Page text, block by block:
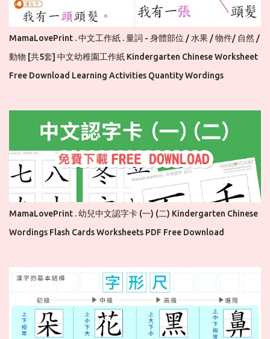
MamaLovePrint . 中文工作紙 . 量詞 - 身體部位 / 水果 / 物件/ 自然 /
動物 [共5套] 中文幼稚園工作紙 Kindergarten Chinese Worksheet
Free Download Learning Activities Quantity Wordings
MamaLovePrint . 幼兒中文認字卡 (一) (二) Kindergarten Chinese
Wordings Flash Cards Worksheets PDF Free Download